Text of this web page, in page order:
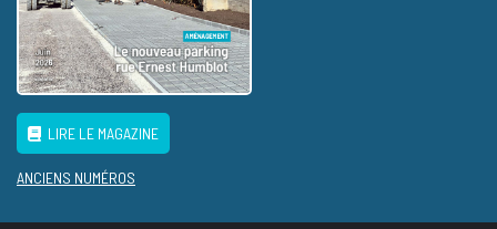
LIRE LE MAGAZINE
ANCIENS NUMÉROS